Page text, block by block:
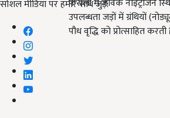
सोशल मीडिया पर हमारे साथ जुड़ें:फसलों में जैविक नाइट्रोजन
उपलब्धता जड़ों में ग्रंथियों
पौध वृद्धि को प्रोत्साहित करती